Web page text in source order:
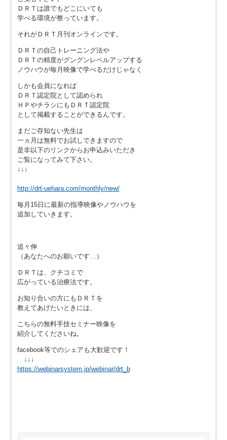
ＤＲＴは誰でもどこにいても
学べる環境が整っています。
それがＤＲＴ月刊オンラインです。
ＤＲＴの自己トレーニング法や
ＤＲＴの精度がグングンレベルアップする
ノウハウが毎月映像で学べるだけじゃなく
しかも会員になれば
ＤＲＴ認定院として認められ
ＨＰやチラシにもＤＲＴ認定院
として掲載することができるんです。
まだご存知ない先生は
一ヵ月は無料でお試しできますので
是非以下のリンクからお申込みいただき
ご覧になってみて下さい。
↓↓↓
http://drt-uehara.com/monthly/new/
毎月15日に最新の指導映像やノウハウを
追加していきます。
追々伸
（あなたへのお願いです…）
ＤＲＴは、クチコミで
広がっている治療法です。
お知り合いの方にもＤＲＴを
教えてあげたいときには、
こちらの無料手技セミナー映像を
紹介してくださいね。
facebook等でのシェアも大歓迎です！
↓↓↓
https://webinarsystem.jp/webinar/drt_b